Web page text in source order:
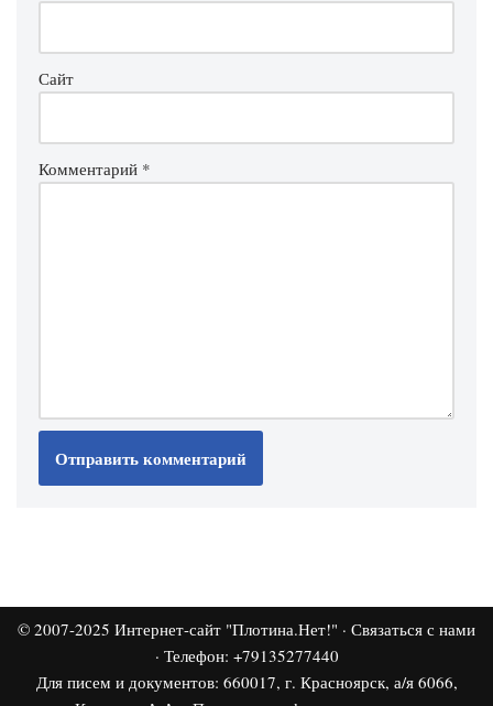
Сайт
Комментарий *
© 2007-2025 Интернет-сайт "Плотина.Нет!" · Связаться с нами
· Телефон: +79135277440
Для писем и документов: 660017, г. Красноярск, а/я 6066,